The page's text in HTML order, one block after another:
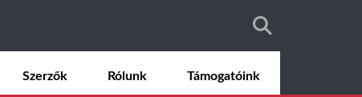
Szerzők Rólunk Támogatóink